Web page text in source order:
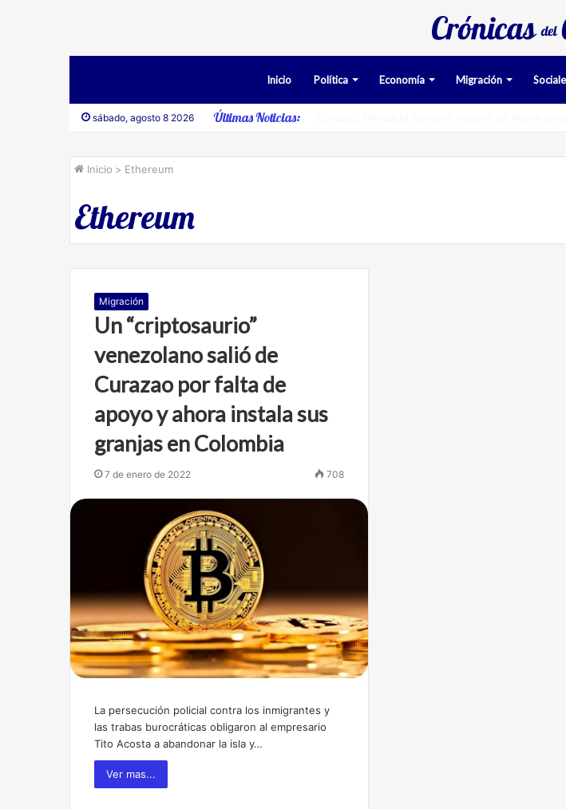
Inicio Política Economía Migración
sábado, agosto 8 2026 Últimas Noticias:
Inicio > Ethereum
Ethereum
Migración
Un “criptosaurio”
venezolano salió de
Curazao por falta de
apoyo y ahora instala sus
granjas en Colombia
7 de enero de 2022 708
La persecución policial contra los inmigrantes y
las trabas burocráticas obligaron al empresario
Tito Acosta a abandonar la isla y…
Ver mas...